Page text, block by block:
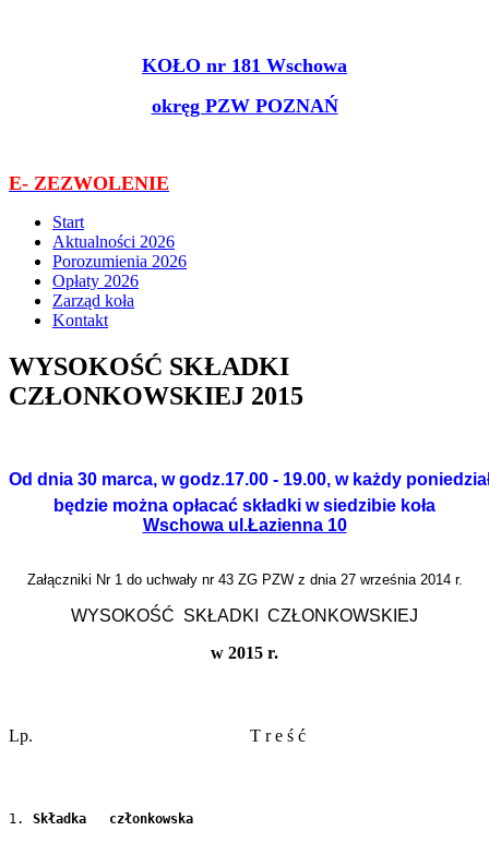
KOŁO nr 181 Wschowa
okręg PZW POZNAŃ
E- ZEZWOLENIE
Start
Aktualności 2026
Porozumienia 2026
Opłaty 2026
Zarząd koła
Kontakt
WYSOKOŚĆ SKŁADKI
CZŁONKOWSKIEJ 2015
Od dnia 30 marca, w godz.17.00 - 19.00, w każdy
będzie można opłacać składki w siedzibie koła
Wschowa ul.Łazienna 10
Załączniki Nr 1 do uchwały nr 43 ZG PZW z dnia 27 września 2014 r.
WYSOKOŚĆ  SKŁADKI  CZŁONKOWSKIEJ
w 2015 r.
Lp. T r e ś ć
1. Składka   członkowska